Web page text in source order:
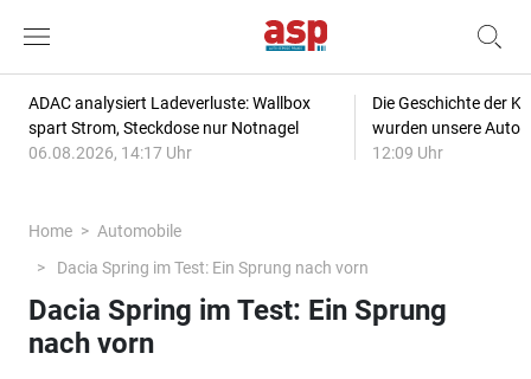
ADAC analysiert Ladeverluste: Wallbox
spart Strom, Steckdose nur Notnagel
06.08.2026, 14:17 Uhr
Die Geschichte der
wurden unsere
12:09 Uhr
Home
Automobile
Dacia Spring im Test: Ein Sprung nach vorn
Dacia Spring im Test: Ein Sprung
nach vorn